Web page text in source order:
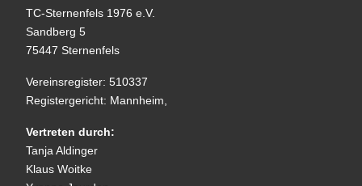
TC-Sternenfels 1976 e.V.
Sandberg 5
75447 Sternenfels
Vereinsregister: 510337
Registergericht: Mannheim,
Vertreten durch:
Tanja Aldinger
Klaus Woitke